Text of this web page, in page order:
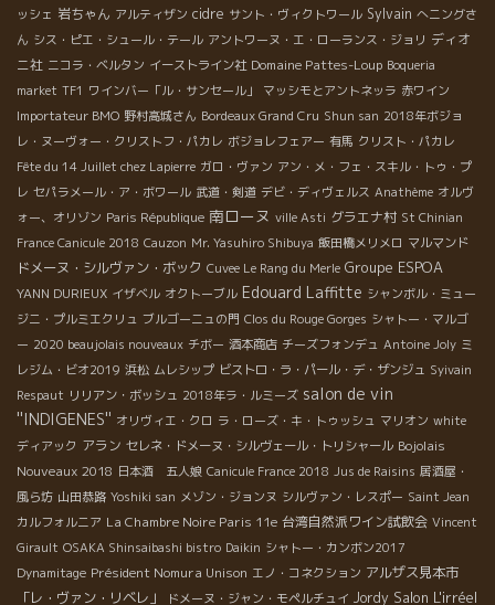
ッシェ 岩ちゃん アルティザン cidre サント・ヴィクトワール Sylvain へニングさ
ん シス・ピエ・シュール・テール アントワーヌ・エ・ローランス・ジョリ ディオ
ニ社 ニコラ・ベルタン イーストライン社 Domaine Pattes-Loup Boqueria
market TF1 ワインバー「ル・サンセール」 マッシモとアントネッラ 赤ワイン
Importateur BMO 野村高城さん Bordeaux Grand Cru Shun san 2018年ボジョ
レ・ヌーヴォー・クリストフ・パカレ ボジョレフェアー 有馬 クリスト・パカレ
Fête du 14 Juillet chez Lapierre ガロ・ヴァン アン・メ・フェ・スキル・トゥ・プ
レ セパラメール・ア・ボワール 武道・剣道 デビ・ディヴェルス Anathème オルヴ
ォー、オリゾン Paris République 南ローヌ ville Asti グラエナ村 St Chinian
France Canicule 2018 Cauzon Mr. Yasuhiro Shibuya 飯田橋メリメロ マルマンド
ドメーヌ・シルヴァン・ボック Cuvee Le Rang du Merle Groupe ESPOA
YANN DURIEUX イザベル オクトーブル Edouard Laffitte シャンボル・ミュー
ジニ・プルミエクリュ ブルゴーニュの門 Clos du Rouge Gorges シャトー・マルゴ
ー 2020 beaujolais nouveaux チボー 酒本商店 チーズフォンデュ Antoine Joly ミ
レジム・ビオ2019 浜松 ムレシップ ビストロ・ラ・パール・デ・ザンジュ Syivain
Respaut リリアン・ボッシュ 2018年ラ・ルミーズ salon de vin
''INDIGENES'' オリヴィエ・クロ ラ・ローズ・キ・トゥッシュ マリオン white
ディアック アラン セレネ・ドメーヌ・シルヴェール・トリシャール Bojolais
Nouveaux 2018 日本酒 五人娘 Canicule France 2018 Jus de Raisins 居酒屋・
風ら坊 山田恭路 Yoshiki san メゾン・ジョンヌ シルヴァン・レスポー Saint Jean
カルフォルニア La Chambre Noire Paris 11e 台湾自然派ワイン試飲会 Vincent
Girault OSAKA Shinsaibashi bistro Daikin シャトー・カンボン2017
Dynamitage Président Nomura Unison エノ・コネクション アルザス見本市
「レ・ヴァン・リベレ」
ドメーヌ・ジャン・モペルチュイ Jordy Salon L'irréel